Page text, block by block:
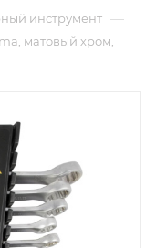
инструмент —
матовый хром,